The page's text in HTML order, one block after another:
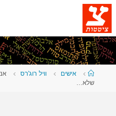
דלגו
לתוכן
עמוד
ראשי
אישים וויל רוג'רס
שלא…